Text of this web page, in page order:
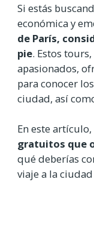
Si estás
económica y
de París,
pie. Estos
apasionados,
para conocer
ciudad, así
En este artículo,
gratuitos que
qué deberías
viaje a la